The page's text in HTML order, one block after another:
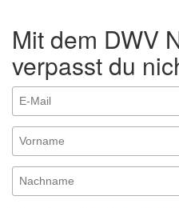
Mit dem DWV
verpasst du